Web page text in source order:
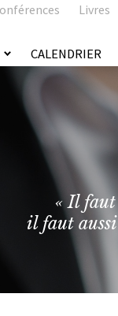
CALENDRIER
Livres
« Il faut
il faut aussi